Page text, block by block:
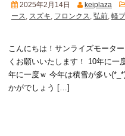
2025年2月14日 keiplaza
ース
スズキ フロンクス 弘前 軽
こんにちは！サンライズモータ
くお願いいたします！ 10年に一
年に一度ｗ 今年は積雪が多い
かがでしょう […]